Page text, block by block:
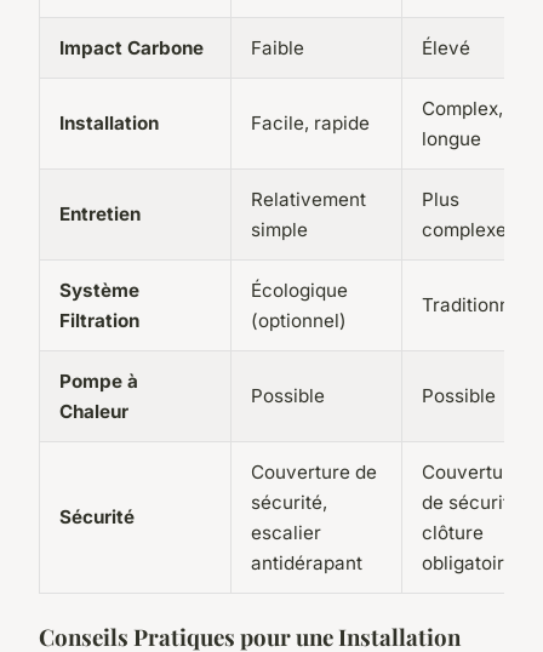
Impact Carbone Faible Élevé
Installation Facile, rapide
Complex,
longue
Entretien
Relativement
simple
Plus
complexe
Système
Filtration
Écologique
(optionnel)
Traditionnel
Pompe à
Chaleur
Possible Possible
Sécurité
Couverture de
sécurité,
escalier
antidérapant
Couverture
de sécurité,
clôture
obligatoire
Conseils Pratiques pour une Installation